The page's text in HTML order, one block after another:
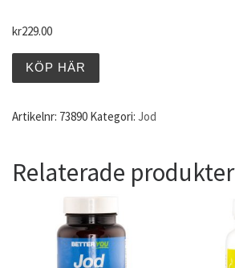
kr229.00
KÖP HÄR
Artikelnr: 73890 Kategori: Jod
Relaterade produkter